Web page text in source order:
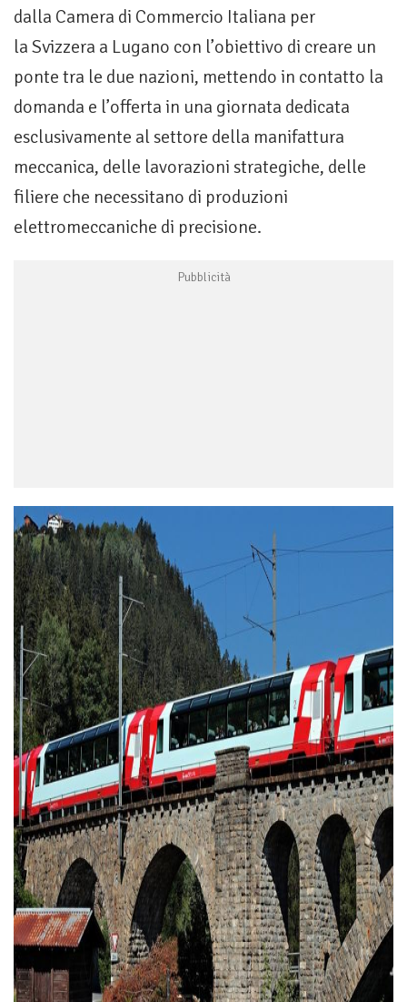
dalla Camera di Commercio Italiana per
la Svizzera a Lugano con l’obiettivo di creare un
ponte tra le due nazioni, mettendo in contatto la
domanda e l’offerta in una giornata dedicata
esclusivamente al settore della manifattura
meccanica, delle lavorazioni strategiche, delle
filiere che necessitano di produzioni
elettromeccaniche di precisione.